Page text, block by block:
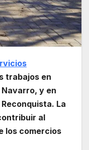
trabajos en
y en
La
al
los comercios